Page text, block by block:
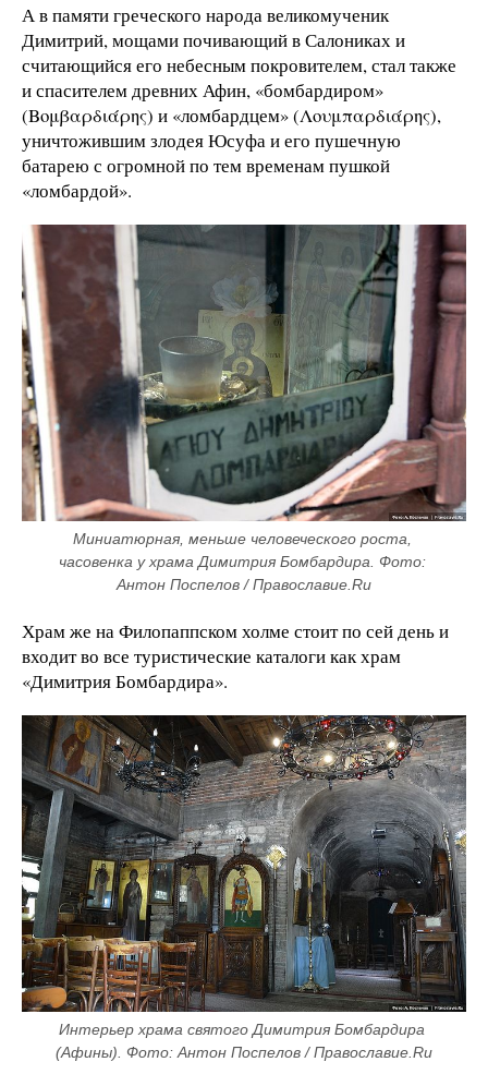
А в памяти греческого народа великомученик
Димитрий, мощами почивающий в Салониках и
считающийся его небесным покровителем, стал также
и спасителем древних Афин, «бомбардиром»
(Βομβαρδιάρης) и «ломбардцем» (Λουμπαρδιάρης),
уничтожившим злодея Юсуфа и его пушечную
батарею с огромной по тем временам пушкой
«ломбардой».
Миниатюрная, меньше человеческого роста,
часовенка у храма Димитрия Бомбардира. Фото:
Антон Поспелов / Православие.Ru
Храм же на Филопаппском холме стоит по сей день и
входит во все туристические каталоги как храм
«Димитрия Бомбардира».
Интерьер храма святого Димитрия Бомбардира
(Афины). Фото: Антон Поспелов / Православие.Ru